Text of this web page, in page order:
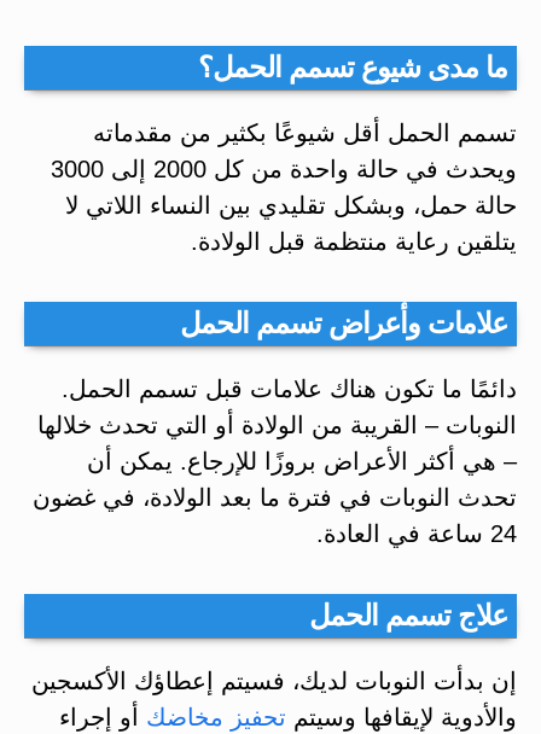
ما مدى شيوع تسمم الحمل؟
تسمم الحمل أقل شيوعًا بكثير من مقدماته
ويحدث في حالة واحدة من كل 2000 إلى 3000
حالة حمل، وبشكل تقليدي بين النساء اللاتي لا
يتلقين رعاية منتظمة قبل الولادة.
علامات وأعراض تسمم الحمل
دائمًا ما تكون هناك علامات قبل تسمم الحمل.
النوبات – القريبة من الولادة أو التي تحدث خلالها
– هي أكثر الأعراض بروزًا للإرجاع. يمكن أن
تحدث النوبات في فترة ما بعد الولادة، في غضون
24 ساعة في العادة.
علاج تسمم الحمل
إن بدأت النوبات لديك، فسيتم إعطاؤك الأكسجين
والأدوية لإيقافها وسيتم تحفيز مخاضك أو إجراء